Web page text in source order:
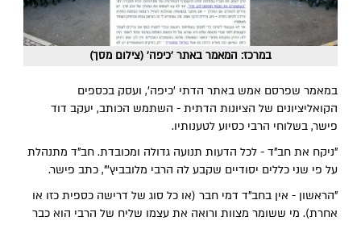
במרכז: המאמר באתר 'כיפה' (צילום מסך)
במאמר שפרסם אמש באתר הדתי 'כיפה', ועסק בכספים
הקואליציונים של הציונות הדתית - השתמש הכותב, יעקב דוד
פישר, בשלוחי הרבי כסיוע לטענותיו.
"ניקח את חב"ד - לכל הדעות תנועה גדולה ומכובדת. חב"ד מתנהלת
על פי שני כללים יסודיים שקבע לה הרבי מלובביץ'", כתב פישר.
"הראשון - אין בחב"ד דמי חבר (או כל סוג של דרישה כספית כזו או
אחרת). מי ששומר מצוות ורואה את עצמו שליח של הרבי הוא כבר